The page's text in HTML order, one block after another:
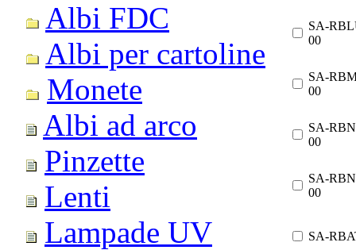
Albi FDC
Albi per cartoline
Monete
Albi ad arco
Pinzette
Lenti
Lampade UV
SA-
00
SA-
00
SA-
00
SA-
00
SA-